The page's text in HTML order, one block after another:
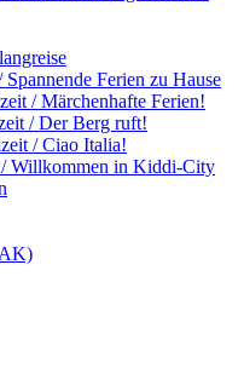
Ferien zu Hause
/ Märchenhafte Ferien!
/ Der Berg ruft!
/ Ciao Italia!
Willkommen in Kiddi-City